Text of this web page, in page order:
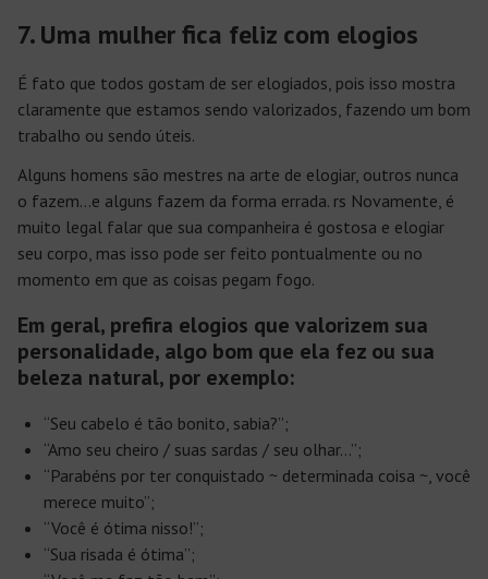
7. Uma mulher fica feliz com elogios
É fato que todos gostam de ser elogiados, pois isso mostra
claramente que estamos sendo valorizados, fazendo um bom
trabalho ou sendo úteis.
Alguns homens são mestres na arte de elogiar, outros nunca
o fazem…e alguns fazem da forma errada. rs Novamente, é
muito legal falar que sua companheira é gostosa e elogiar
seu corpo, mas isso pode ser feito pontualmente ou no
momento em que as coisas pegam fogo.
Em geral, prefira elogios que valorizem sua
personalidade, algo bom que ela fez ou sua
beleza natural, por exemplo:
“Seu cabelo é tão bonito, sabia?”;
“Amo seu cheiro / suas sardas / seu olhar…”;
“Parabéns por ter conquistado ~ determinada coisa ~, você
merece muito”;
“Você é ótima nisso!”;
“Sua risada é ótima”;